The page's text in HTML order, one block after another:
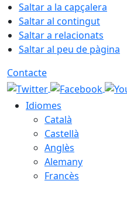
Saltar a la capçalera
Saltar al contingut
Saltar a relacionats
Saltar al peu de pàgina
Contacte
Idiomes
Català
Castellà
Anglès
Alemany
Francès